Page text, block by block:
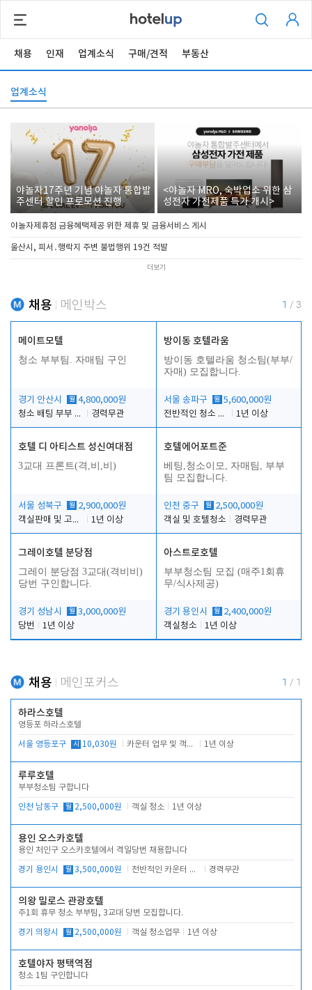
채용 인재 업계소식 구매/견적 부동산
업계소식
야놀자17주년 기념 야놀자 통합발
주센터 할인 프로모션 진행
<야놀자 MRO, 숙박업소 위한 삼
성전자 가전제품 특가 개시>
야놀자제휴점 금융혜택제공 위한 제휴 및 금융서비스 게시
울산시, 피서․행락지 주변 불법행위 19건 적발
더보기
채용 메인박스 1 / 3
메이트모텔
청소 부부팀. 자매팀 구인
경기 안산시 월 4,800,000원
청소 배팅 부부 구합니다
경력무관
방이동 호텔라움
방이동 호텔라움 청소팀(부부/
자매) 모집합니다.
서울 송파구 월 5,600,000원
전반적인 청소 업무(객실청소.객실정리)
1년 이상
호텔 디 아티스트 성신여대점
3교대 프론트(격,비,비)
서울 성북구 월 2,900,000원
객실판매 및 고객응대
1년 이상
호텔에어포트준
베팅,청소이모, 자매팀, 부부
팀 모집합니다.
인천 중구 월 2,500,000원
객실 및 호텔청소
경력무관
그레이호텔 분당점
그레이 분당점 3교대(격비비)
당번 구인합니다.
경기 성남시 월 3,000,000원
당번
1년 이상
아스트로호텔
부부청소팀 모집 (매주1회휴
무/식사제공)
경기 용인시 월 2,400,000원
객실청소
1년 이상
채용 메인포커스 1 / 1
하라스호텔
영등포 하라스호텔
서울 영등포구 시 10,030원 카운터 업무 및 객실관리(청소상태 확인, 객실판매) 1년 이상
루루호텔
부부청소팀 구합니다
인천 남동구 월 2,500,000원 객실 청소 1년 이상
용인 오스카호텔
용인 처인구 오스카호텔에서 격일당번 채용합니다
경기 용인시 월 3,500,000원 전반적인 카운터 업무 경력무관
의왕 밀로스 관광호텔
주1회 휴무 청소 부부팀, 3교대 당번 모집합니다.
경기 의왕시 월 2,500,000원 객실 청소업무 1년 이상
호텔야자 평택역점
청소 1팀 구인합니다